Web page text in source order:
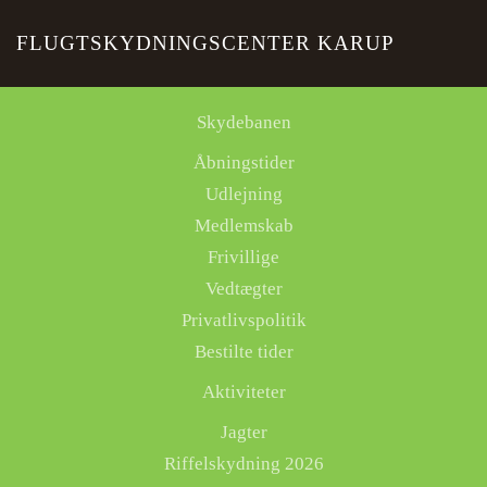
FLUGTSKYDNINGSCENTER KARUP
Skydebanen
Åbningstider
Udlejning
Medlemskab
Frivillige
Vedtægter
Privatlivspolitik
Bestilte tider
Aktiviteter
Jagter
Riffelskydning 2026